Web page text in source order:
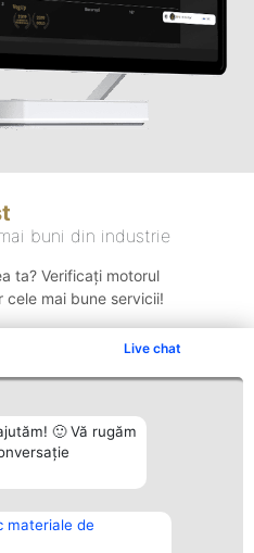
Live chat
🙂 Vă rugăm
materiale de
buni din industrie
ta? Verificați motorul
cele mai bune servicii!
Contact